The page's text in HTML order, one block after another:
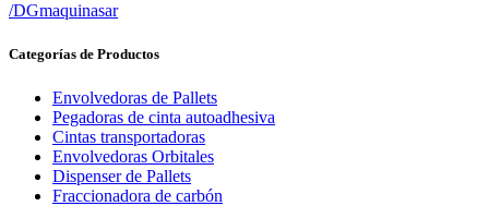
/DGmaquinasar
Categorías de Productos
Envolvedoras de Pallets
Pegadoras de cinta autoadhesiva
Cintas transportadoras
Envolvedoras Orbitales
Dispenser de Pallets
Fraccionadora de carbón